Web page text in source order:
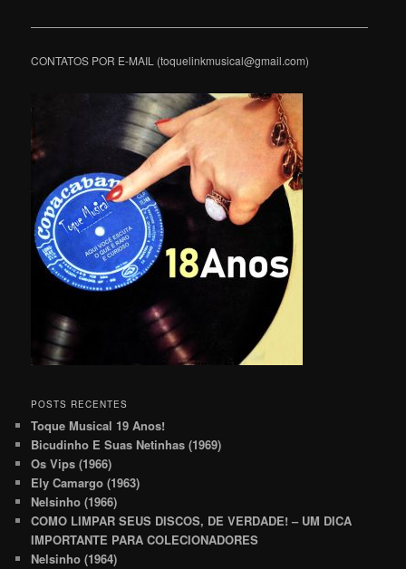
———————————————————————————————
CONTATOS POR E-MAIL (toquelinkmusical@gmail.com)
POSTS RECENTES
Toque Musical 19 Anos!
Bicudinho E Suas Netinhas (1969)
Os Vips (1966)
Ely Camargo (1963)
Nelsinho (1966)
COMO LIMPAR SEUS DISCOS, DE VERDADE! – UM DICA
IMPORTANTE PARA COLECIONADORES
Nelsinho (1964)